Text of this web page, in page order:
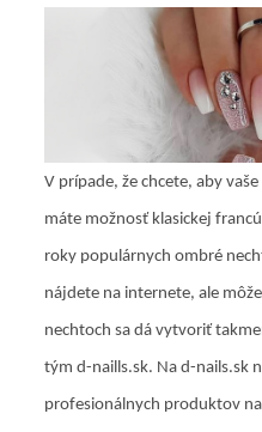
V prípade, že chcete, aby
máte možnosť klasickej
roky populárnych ombré
nájdete na internete, ale
nechtoch sa dá vytvoriť
tým d-naills.sk. Na d-nails.sk
profesionálnych produktov